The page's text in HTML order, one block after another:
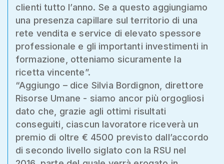
clienti tutto l’anno. Se a questo aggiungiamo
una presenza capillare sul territorio di una
rete vendita e service di elevato spessore
professionale e gli importanti investimenti in
formazione, otteniamo sicuramente la
ricetta vincente”.
“Aggiungo – dice Silvia Bordignon, direttore
Risorse Umane - siamo ancor più orgogliosi
dato che, grazie agli ottimi risultati
conseguiti, ciascun lavoratore riceverà un
premio di oltre € 4500 previsto dall’accordo
di secondo livello siglato con la RSU nel